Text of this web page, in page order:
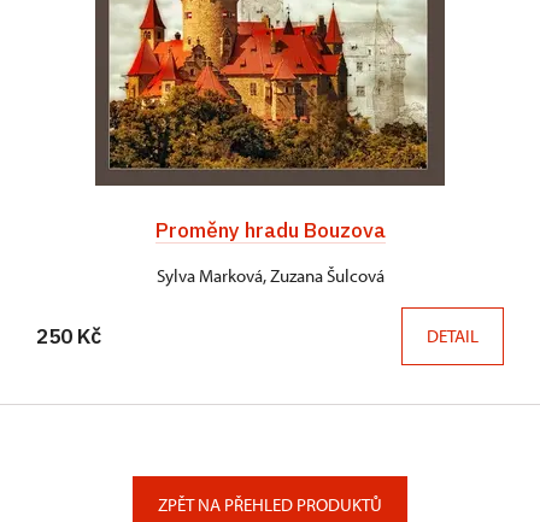
Proměny hradu Bouzova
Sylva Marková, Zuzana Šulcová
250 Kč DETAIL
ZPĚT NA PŘEHLED PRODUKTŮ